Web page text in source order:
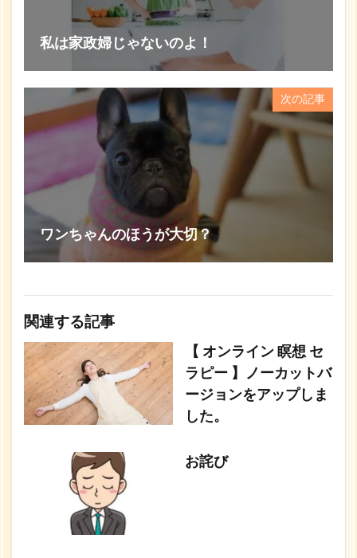
私は家政婦じゃないのよ！
次の記事
ワンちゃんのほうが大切？
関連する記事
【 オンライン 瞑想 セ
ラピー 】ノーカットバ
ージョンをアップしま
した。
お詫び